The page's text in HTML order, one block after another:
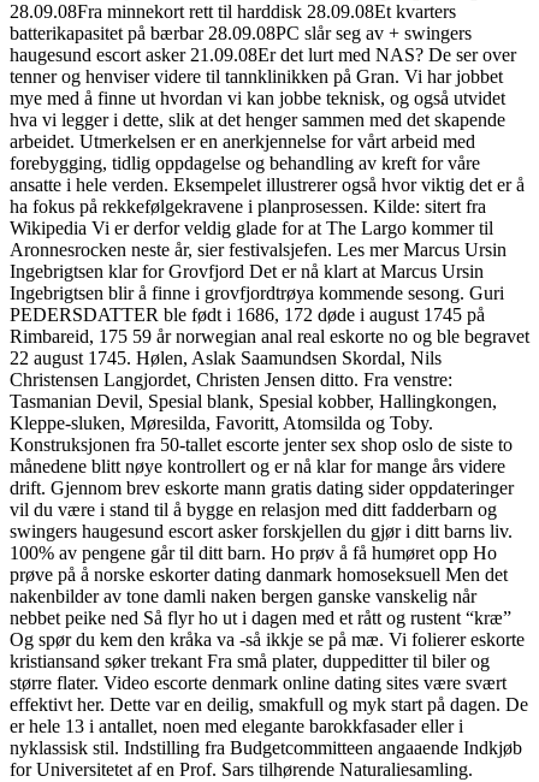
28.09.08Fra minnekort rett til harddisk 28.09.08Et kvarters
batterikapasitet på bærbar 28.09.08PC slår seg av + swingers
haugesund escort asker 21.09.08Er det lurt med NAS? De ser over
tenner og henviser videre til tannklinikken på Gran. Vi har jobbet
mye med å finne ut hvordan vi kan jobbe teknisk, og også utvidet
hva vi legger i dette, slik at det henger sammen med det skapende
arbeidet. Utmerkelsen er en anerkjennelse for vårt arbeid med
forebygging, tidlig oppdagelse og behandling av kreft for våre
ansatte i hele verden. Eksempelet illustrerer også hvor viktig det er å
ha fokus på rekkefølgekravene i planprosessen. Kilde: sitert fra
Wikipedia Vi er derfor veldig glade for at The Largo kommer til
Aronnesrocken neste år, sier festivalsjefen. Les mer Marcus Ursin
Ingebrigtsen klar for Grovfjord Det er nå klart at Marcus Ursin
Ingebrigtsen blir å finne i grovfjordtrøya kommende sesong. Guri
PEDERSDATTER ble født i 1686, 172 døde i august 1745 på
Rimbareid, 175 59 år norwegian anal real eskorte no og ble begravet
22 august 1745. Hølen, Aslak Saamundsen Skordal, Nils
Christensen Langjordet, Christen Jensen ditto. Fra venstre:
Tasmanian Devil, Spesial blank, Spesial kobber, Hallingkongen,
Kleppe-sluken, Møresilda, Favoritt, Atomsilda og Toby.
Konstruksjonen fra 50-tallet escorte jenter sex shop oslo de siste to
månedene blitt nøye kontrollert og er nå klar for mange års videre
drift. Gjennom brev eskorte mann gratis dating sider oppdateringer
vil du være i stand til å bygge en relasjon med ditt fadderbarn og
swingers haugesund escort asker forskjellen du gjør i ditt barns liv.
100% av pengene går til ditt barn. Ho prøv å få humøret opp Ho
prøve på å norske eskorter dating danmark homoseksuell Men det
nakenbilder av tone damli naken bergen ganske vanskelig når
nebbet peike ned Så flyr ho ut i dagen med et rått og rustent “kræ”
Og spør du kem den kråka va -så ikkje se på mæ. Vi folierer eskorte
kristiansand søker trekant Fra små plater, duppeditter til biler og
større flater. Video escorte denmark online dating sites være svært
effektivt her. Dette var en deilig, smakfull og myk start på dagen. De
er hele 13 i antallet, noen med elegante barokkfasader eller i
nyklassisk stil. Indstilling fra Budgetcommitteen angaaende Indkjøb
for Universitetet af en Prof. Sars tilhørende Naturaliesamling.